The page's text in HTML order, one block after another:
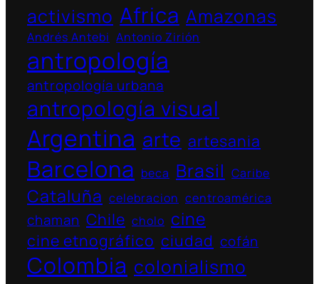
activismo Africa Amazonas
Andrés Antebi Antonio Zirión
antropología
antropología urbana
antropología visual
Argentina arte artesania
Barcelona beca Brasil Caribe
Cataluña celebracion centroamérica
chaman Chile cholo cine
cine etnográfico ciudad cofán
Colombia colonialismo